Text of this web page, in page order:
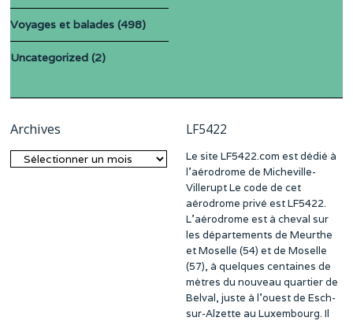
Voyages et balades (498)
Uncategorized (2)
Archives
Archives
LF5422
Le site LF5422.com est dédié à
l’aérodrome de Micheville-
Villerupt Le code de cet
aérodrome privé est LF5422.
L’aérodrome est à cheval sur
les départements de Meurthe
et Moselle (54) et de Moselle
(57), à quelques centaines de
mètres du nouveau quartier de
Belval, juste à l’ouest de Esch-
sur-Alzette au Luxembourg. Il